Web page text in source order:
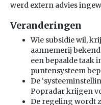
werd extern advies
Veranderingen
Wie subsidie wil,
aannemerij
een bepaalde taak
puntensysteem
De
Popradar krijgen
De regeling wordt